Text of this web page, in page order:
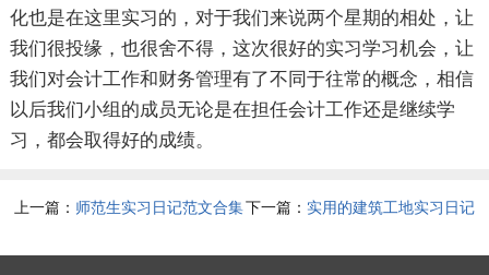
化也是在这里实习的，对于我们来说两个星期的相处，让
我们很投缘，也很舍不得，这次很好的实习学习机会，让
我们对会计工作和财务管理有了不同于往常的概念，相信
以后我们小组的成员无论是在担任会计工作还是继续学
习，都会取得好的成绩。
上一篇： 师范生实习日记范文合集下一篇： 实用的建筑工地实习日记